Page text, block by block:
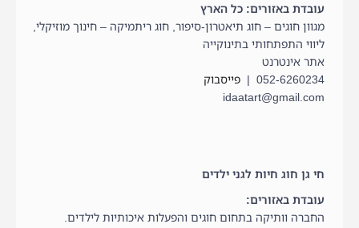
עובדת באזורים: כל הארץ
מגוון חוגים – חוג תיאטרון-סיפור, חוג ריתמיקה – חינוך מוזיקלי,
ליווי התפתחותי בתינוקייה
אתר אינטרנט
052-6260234 |
פייסבוק
idaatart@gmail.com
חי גן חוג חיות לגני ילדים
עובדת באזורים:
החברה וותיקה בתחום חוגים והפעלות איכותיות לילדים.